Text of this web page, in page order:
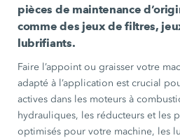
pièces de maintenance
comme des jeux de filtres,
lubrifiants.
Faire l’appoint ou graisser votre
adapté à l’application est crucial
actives dans les moteurs à
hydrauliques, les réducteurs et les
optimisés pour votre machine, les